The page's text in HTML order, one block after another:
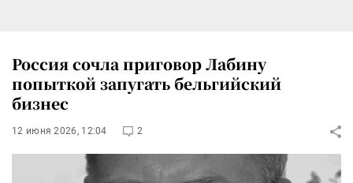
Россия сочла приговор Лабину
попыткой запугать бельгийский
бизнес
12 июня 2026, 12:04 2